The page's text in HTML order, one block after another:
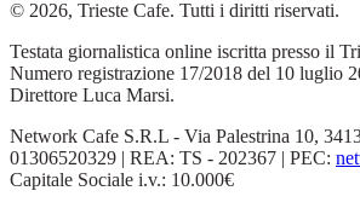
© 2026, Trieste Cafe. Tutti i diritti riservati.
Testata giornalistica online iscritta presso il
Numero registrazione 17/2018 del 10 luglio
Direttore Luca Marsi.
Network Cafe S.R.L - Via Palestrina 10,
01306520329 | REA: TS - 202367 | PEC:
Capitale Sociale i.v.: 10.000€